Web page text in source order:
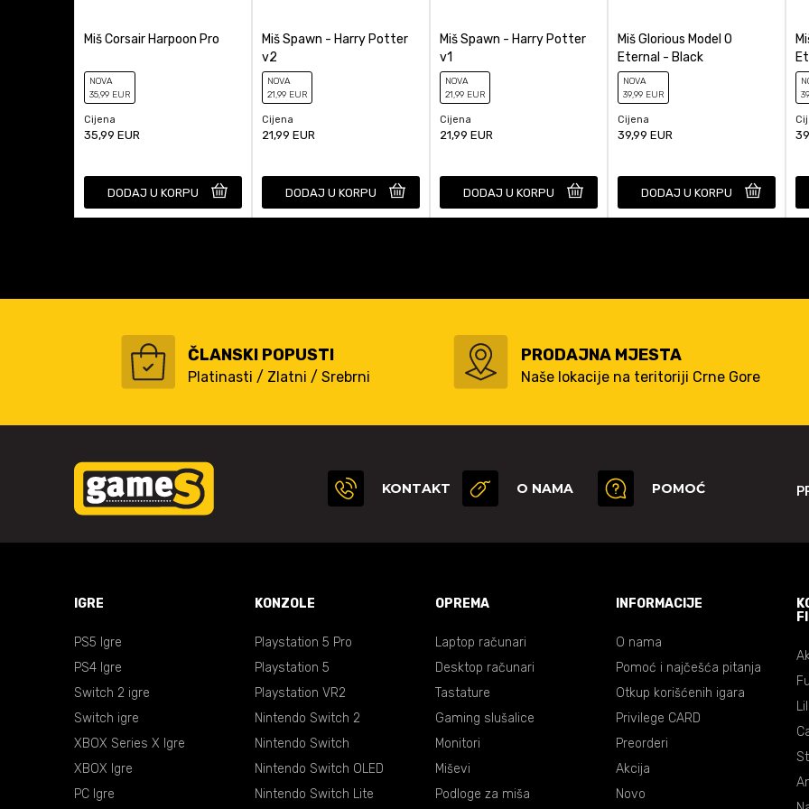
Tip Miša Žičani
Miš Corsair Harpoon Pro
NOVA
35,99 EUR
Cijena
35,99 EUR
DODAJ U KORPU
Miš Spawn - Harry Potter
v2
NOVA
21,99 EUR
Cijena
21,99 EUR
DODAJ U KORPU
Miš Spawn - Harry Potter
v1
NOVA
21,99 EUR
Cijena
21,99 EUR
DODAJ U KORPU
Miš Glorious Model O
Eternal - Black
NOVA
39,99 EUR
Cijena
39,99 EUR
DODAJ U KORPU
39
ČLANSKI POPUSTI
Platinasti / Zlatni / Srebrni
PRODAJNA MJESTA
Naše lokacije na teritoriji Crne Gore
KONTAKT O NAMA POMOĆ
IGRE
PS5 Igre
PS4 Igre
Switch 2 igre
Switch igre
XBOX Series X Igre
XBOX Igre
PC Igre
KONZOLE
Playstation 5 Pro
Playstation 5
Playstation VR2
Nintendo Switch 2
Nintendo Switch
Nintendo Switch OLED
Nintendo Switch Lite
OPREMA
Laptop računari
Desktop računari
Tastature
Gaming slušalice
Monitori
Miševi
Podloge za miša
INFORMACIJE
O nama
Pomoć i najčešća pitanja
Otkup korišćenih igara
Privilege CARD
Preorderi
Akcija
Novo